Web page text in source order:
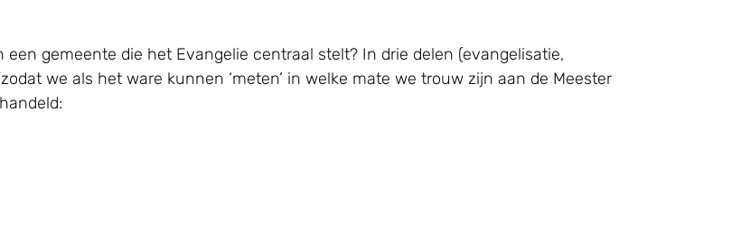
gemeente die het Evangelie centraal stelt? In drie delen (evangelisatie,
we als het ware kunnen ‘meten’ in welke mate we trouw zijn aan de Meester